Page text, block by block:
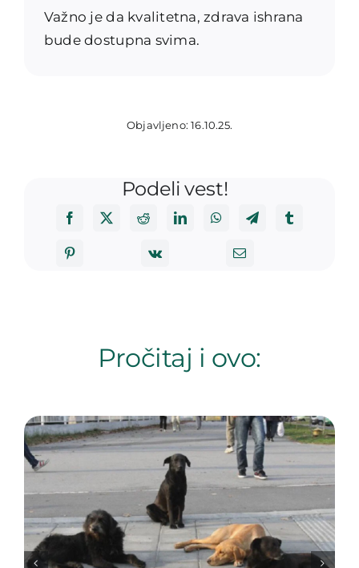
Važno je da kvalitetna, zdrava ishrana
bude dostupna svima.
Objavljeno: 16.10.25.
Podeli vest!
Pročitaj i ovo: